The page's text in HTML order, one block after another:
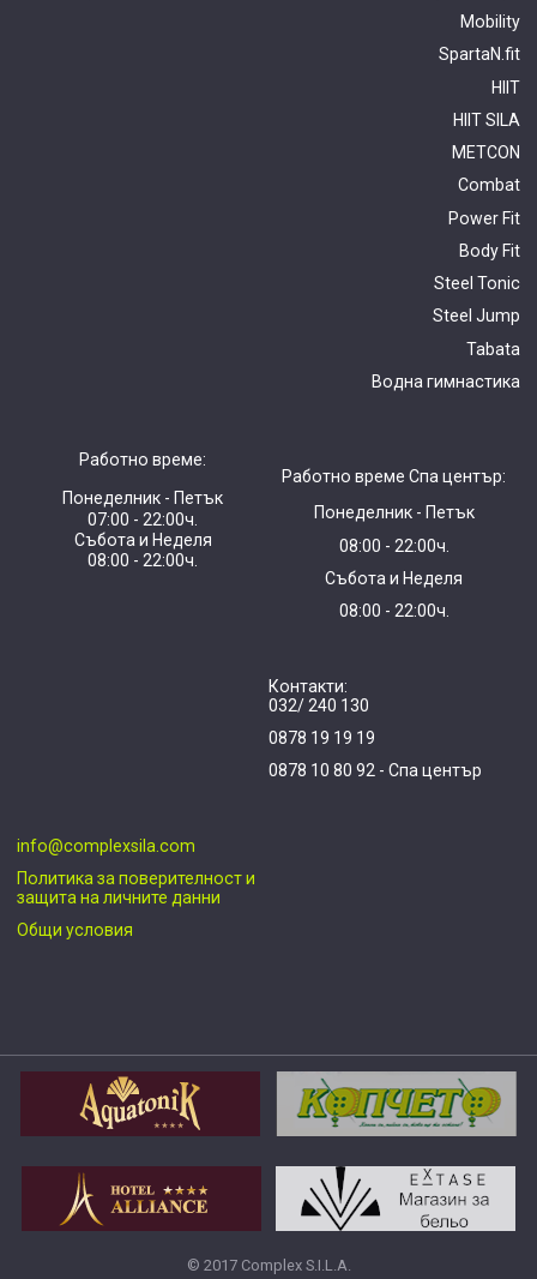
Работно време:
Понеделник - Петък
07:00 - 22:00ч.
Събота и Неделя
08:00 - 22:00ч.
Работно време Спа център:
Понеделник - Петък
08:00 - 22:00ч.
Събота и Неделя
08:00 - 22:00ч.
Контакти:
032/ 240 130
0878 19 19 19
0878 10 80 92 - Спа център
info@complexsila.com
Политика за поверителност и
защита на личните данни
Общи условия
Mobility
SpartaN.fit
HIIT
HIIT SILA
METCON
Combat
Power Fit
Body Fit
Steel Tonic
Steel Jump
Tabata
Водна гимнастика
© 2017 Complex S.I.L.A.